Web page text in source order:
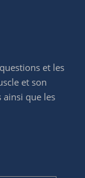
et les
et son
que les